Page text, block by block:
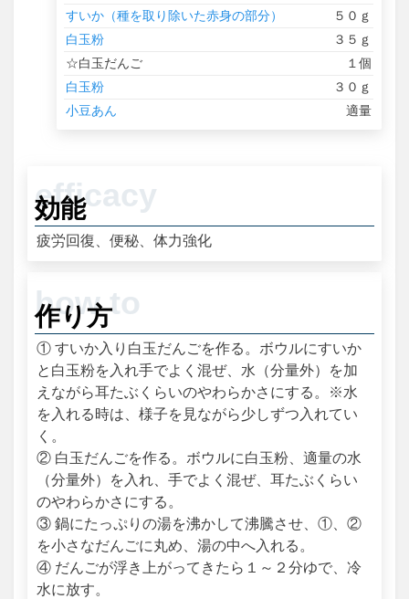
すいか（種を取り除いた赤身の部分）
５０ｇ
白玉粉
３５ｇ
☆白玉だんご
１個
白玉粉
３０ｇ
小豆あん
適量
効能
疲労回復、便秘、体力強化
作り方
① すいか入り白玉だんごを作る。ボウルにすいか
と白玉粉を入れ手でよく混ぜ、水（分量外）を加
えながら耳たぶくらいのやわらかさにする。※水
を入れる時は、様子を見ながら少しずつ入れてい
く。
② 白玉だんごを作る。ボウルに白玉粉、適量の水
（分量外）を入れ、手でよく混ぜ、耳たぶくらい
のやわらかさにする。
③ 鍋にたっぷりの湯を沸かして沸騰させ、①、②
を小さなだんごに丸め、湯の中へ入れる。
④ だんごが浮き上がってきたら１～２分ゆで、冷
水に放す。